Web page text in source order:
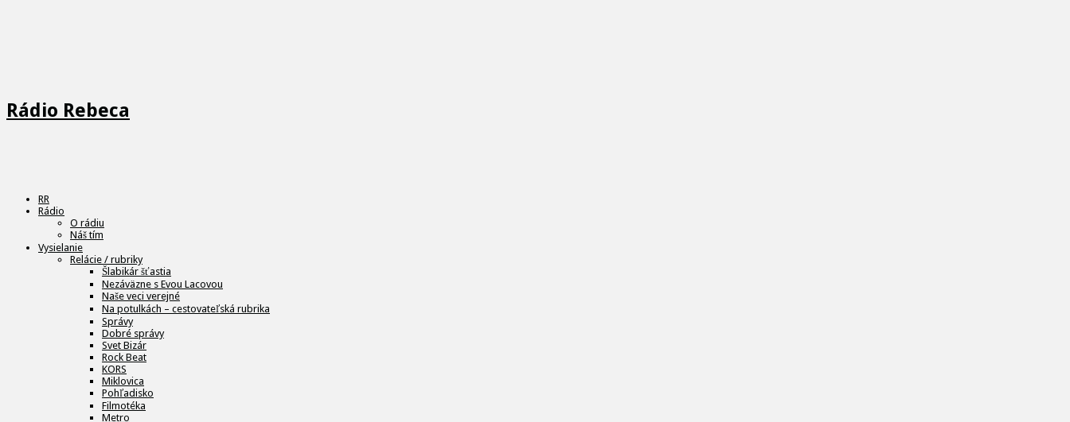
Rádio Rebeca
RR
Rádio
O rádiu
Náš tím
Vysielanie
Relácie / rubriky
Šlabikár šťastia
Nezáväzne s Evou Lacovou
Naše veci verejné
Na potulkách – cestovateľská rubrika
Správy
Dobré správy
Svet Bizár
Rock Beat
KORS
Miklovica
Pohľadisko
Filmotéka
Metro